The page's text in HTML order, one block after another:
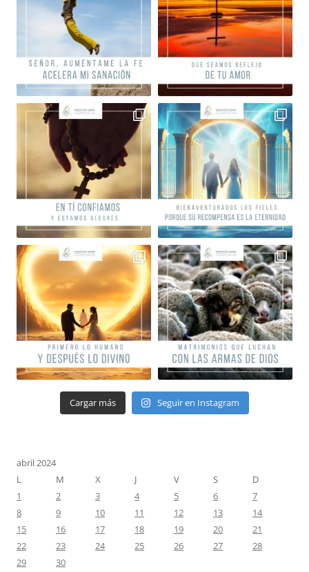
Cargar más Seguir en Instagram
abril 2024
L
M X J V S
D
1
2 3 4 5 6
7
8
9 10 11 12 13
14
15
16 17 18 19 20
21
22
23 24 25 26 27
28
29
30